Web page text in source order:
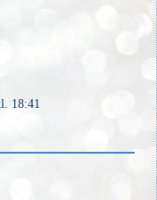
18:41